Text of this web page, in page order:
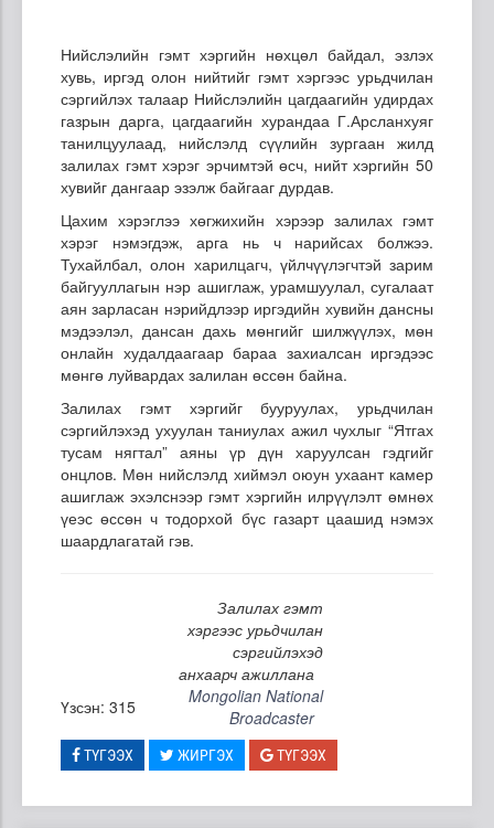
Нийслэлийн гэмт хэргийн нөхцөл байдал, эзлэх
хувь, иргэд олон нийтийг гэмт хэргээс урьдчилан
сэргийлэх талаар Нийслэлийн цагдаагийн удирдах
газрын дарга, цагдаагийн хурандаа Г.Арсланхуяг
танилцуулаад, нийслэлд сүүлийн зургаан жилд
залилах гэмт хэрэг эрчимтэй өсч, нийт хэргийн 50
хувийг дангаар эзэлж байгааг дурдав.
Цахим хэрэглээ хөгжихийн хэрээр залилах гэмт
хэрэг нэмэгдэж, арга нь ч нарийсах болжээ.
Тухайлбал, олон харилцагч, үйлчүүлэгчтэй зарим
байгууллагын нэр ашиглаж, урамшуулал, сугалаат
аян зарласан нэрийдлээр иргэдийн хувийн дансны
мэдээлэл, дансан дахь мөнгийг шилжүүлэх, мөн
онлайн худалдаагаар бараа захиалсан иргэдээс
мөнгө луйвардах залилан өссөн байна.
Залилах гэмт хэргийг бууруулах, урьдчилан
сэргийлэхэд ухуулан таниулах ажил чухлыг “Ятгах
тусам нягтал” аяны үр дүн харуулсан гэдгийг
онцлов. Мөн нийслэлд хиймэл оюун ухаант камер
ашиглаж эхэлснээр гэмт хэргийн илрүүлэлт өмнөх
үеэс өссөн ч тодорхой бүс газарт цаашид нэмэх
шаардлагатай гэв.
Залилах гэмт
хэргээс урьдчилан
сэргийлэхэд
анхаарч ажиллана
Үзсэн: 315
Mongolian National
Broadcaster
ТҮГЭЭХ ЖИРГЭХ ТҮГЭЭХ